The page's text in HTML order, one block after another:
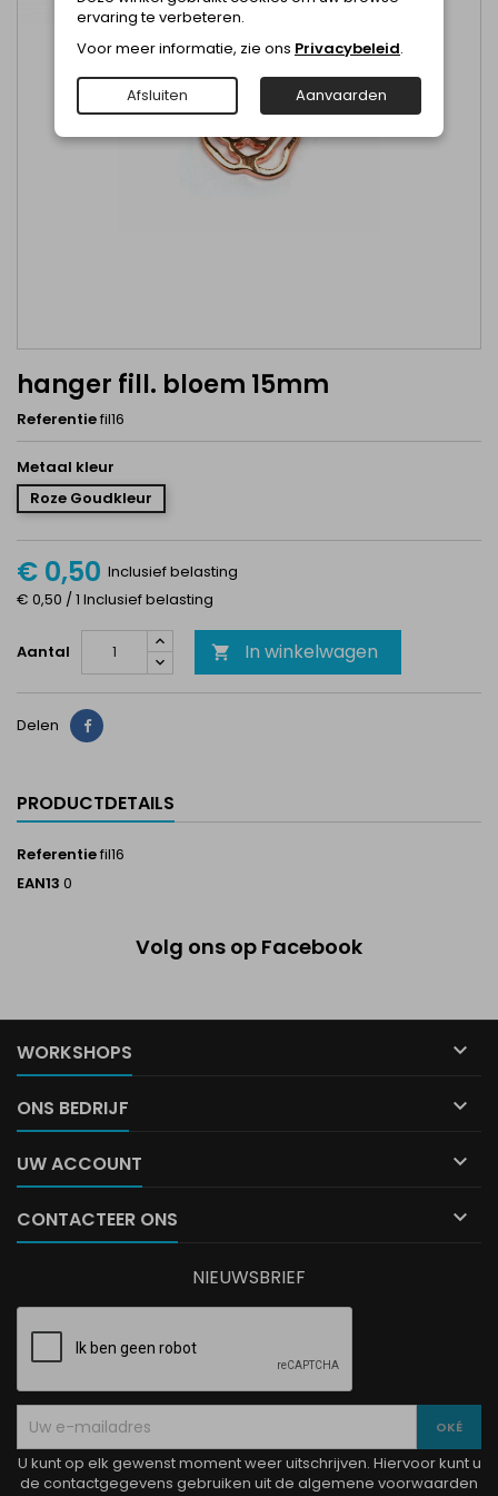
hanger fill. bloem 15mm
Referentiefil16
Metaal kleur
Roze Goudkleur
€ 0,50 Inclusief belasting
€ 0,50 / 1 Inclusief belasting
Aantal  In winkelwagen
Delen Delen
PRODUCTDETAILS
Referentiefil16
EAN13 0
Volg ons op Facebook
WORKSHOPS 
ONS BEDRIJF 
UW ACCOUNT 
CONTACTEER ONS 
ervaring te verbeteren.
Voor meer informatie, zie ons Privacybeleid.
Afsluiten Aanvaarden
NIEUWSBRIEF
U kunt op elk gewenst moment weer uitschrijven. Hiervoor kunt u
de contactgegevens gebruiken uit de algemene voorwaarden